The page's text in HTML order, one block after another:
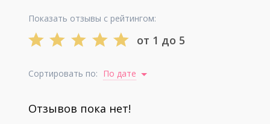
Показать отзывы с рейтингом:
от 1 до 5
Сортировать по: По дате
Отзывов пока нет!